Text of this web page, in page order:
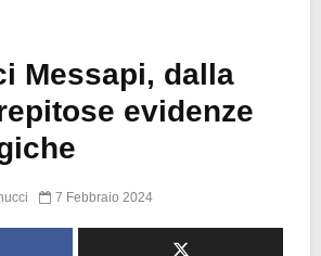
Messapi, dalla
evidenze
7 Febbraio 2024